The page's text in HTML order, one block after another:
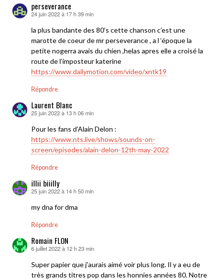
perseverance
dit :
24 juin 2022 à 17 h 39 min
la plus bandante des 80’s cette chanson c’est une
marotte de coeur de mr perseverance , a l ‘époque la
petite nogerra avais du chien ,helas apres elle a croisé la
route de l’imposteur katerine
https://www.dailymotion.com/video/xntk19
Répondre
Laurent Blanc
dit :
25 juin 2022 à 13 h 06 min
Pour les fans d’Alain Delon :
https://www.nts.live/shows/sounds-on-
screen/episodes/alain-delon-12th-may-2022
Répondre
illii biiilly
dit :
25 juin 2022 à 14 h 50 min
my dna for dma
Répondre
Romain FLON
dit :
6 juillet 2022 à 12 h 23 min
Super papier que j’aurais aimé voir plus long. Il y a eu de
très grands titres pop dans les honnies années 80. Notre